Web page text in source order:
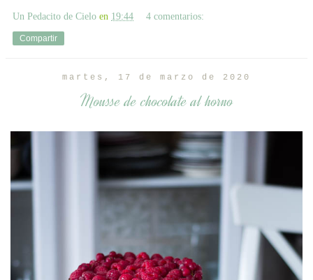
Un Pedacito de Cielo en 19:44 4 comentarios:
Compartir
martes, 17 de marzo de 2020
Mousse de chocolate al horno